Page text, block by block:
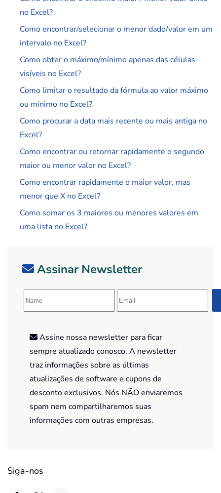
no Excel?
Como encontrar/selecionar o menor dado/valor em um
intervalo no Excel?
Como obter o máximo/mínimo apenas das células
visíveis no Excel?
Como limitar o resultado da fórmula ao valor máximo
ou mínimo no Excel?
Como procurar a data mais recente ou mais antiga no
Excel?
Como encontrar ou retornar rapidamente o segundo
maior ou menor valor no Excel?
Como encontrar rapidamente o maior valor, mas
menor que X no Excel?
Como somar os 3 maiores ou menores valores em
uma lista no Excel?
Assinar Newsletter
Assine nossa newsletter para ficar
sempre atualizado conosco. A newsletter
traz informações sobre as últimas
atualizações de software e cupons de
desconto exclusivos. Nós NÃO enviaremos
spam nem compartilharemos suas
informações com outras empresas.
Siga-nos